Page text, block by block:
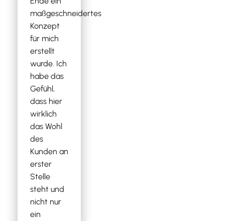
maßgeschneidertes
Konzept
für mich
erstellt
wurde. Ich
habe das
Gefühl,
dass hier
wirklich
das Wohl
des
Kunden an
erster
Stelle
steht und
nicht nur
ein